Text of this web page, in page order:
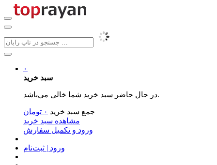
۰
سبد خرید
در حال حاضر سبد خرید شما خالی می‌باشد.
جمع سبد خرید ۰ تومان
مشاهده سبد خرید
ورود و تکمیل سفارش
ورود | ثبت‌نام